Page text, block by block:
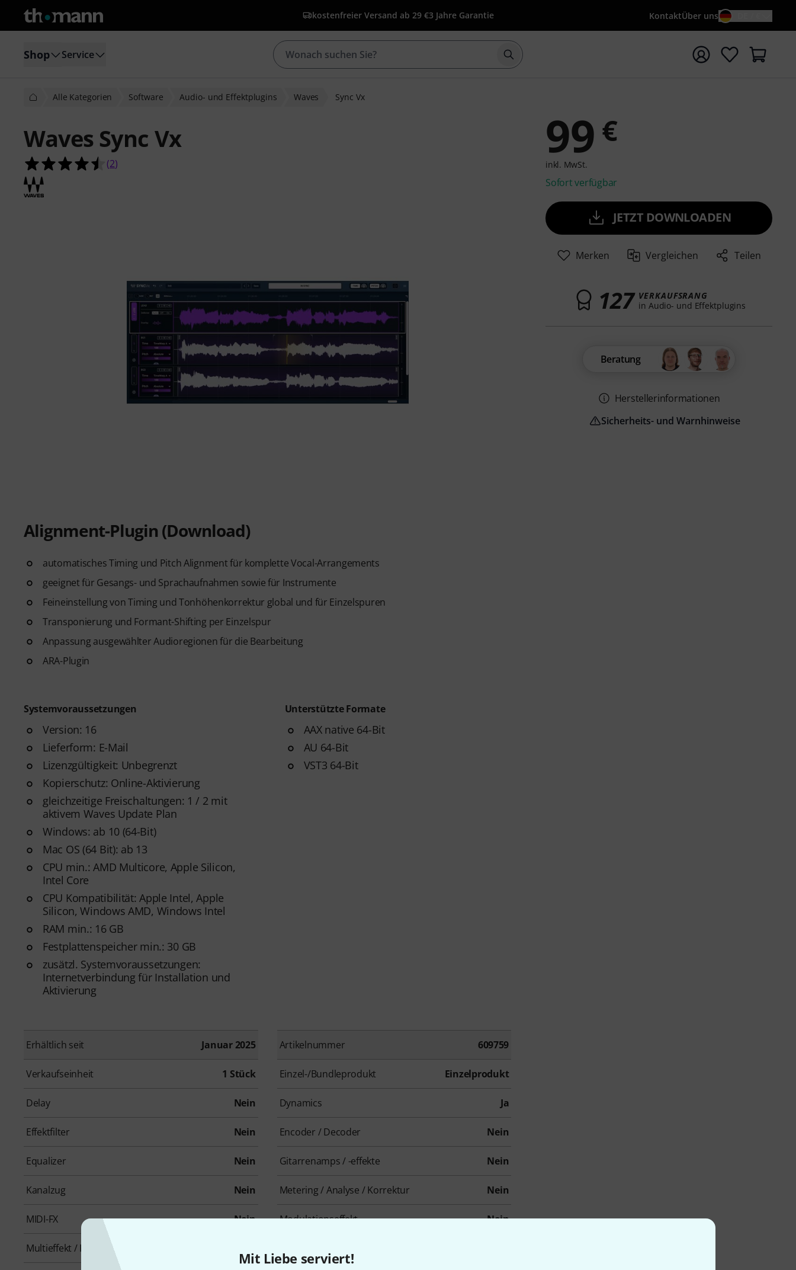
Mit Liebe serviert!
kostenfreier Versand ab 29 €3 Jahre Garantie KontaktÜber uns
Shop Service Suche mit Suchwort {searchTerm} starten
Alle Kategorien Software Audio- und Effektplugins Waves Sync Vx
Waves Sync Vx
4.5 von 5 Sternen aus 2 Kundenbewertungen
(2)
Alignment-Plugin (Download)
automatisches Timing und Pitch Alignment für komplette Vocal-Arrangements
geeignet für Gesangs- und Sprachaufnahmen sowie für Instrumente
Feineinstellung von Timing und Tonhöhenkorrektur global und für Einzelspuren
Transponierung und Formant-Shifting per Einzelspur
Anpassung ausgewählter Audioregionen für die Bearbeitung
ARA-Plugin
Systemvoraussetzungen
Version: 16
Lieferform: E-Mail
Lizenzgültigkeit: Unbegrenzt
Kopierschutz: Online-Aktivierung
gleichzeitige Freischaltungen: 1 / 2 mit
aktivem Waves Update Plan
Windows: ab 10 (64-Bit)
Mac OS (64 Bit): ab 13
CPU min.: AMD Multicore, Apple Silicon,
Intel Core
CPU Kompatibilität: Apple Intel, Apple
Silicon, Windows AMD, Windows Intel
RAM min.: 16 GB
Festplattenspeicher min.: 30 GB
zusätzl. Systemvoraussetzungen:
Internetverbindung für Installation und
Aktivierung
Unterstützte Formate
AAX native 64-Bit
AU 64-Bit
VST3 64-Bit
Erhältlich seit Januar 2025 Artikelnummer 609759
Verkaufseinheit 1 Stück Einzel-/Bundleprodukt Einzelprodukt
Delay Nein Dynamics Ja
Effektfilter Nein Encoder / Decoder Nein
Equalizer Nein Gitarrenamps / -effekte Nein
Kanalzug Nein Metering / Analyse / Korrektur Nein
MIDI-FX Nein Modulationseffekt Nein
Multieffekt / Plugin-Host
99 €
inkl. MwSt.
Sofort verfügbar
JETZT DOWNLOADEN
Merken Vergleichen Teilen
127 VERKAUFSRANG
in Audio- und Effektplugins
Beratung
Herstellerinformationen
Sicherheits- und Warnhinweise